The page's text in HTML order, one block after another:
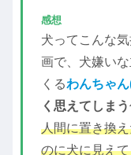
感想
犬ってこんな
画で、犬嫌い
くるわんちゃ
く思えてしまう
人間に置き換
のに犬に見え